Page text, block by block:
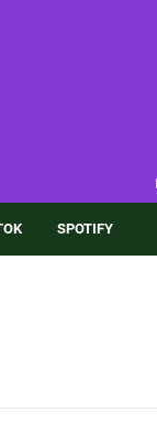
SPOTIFY